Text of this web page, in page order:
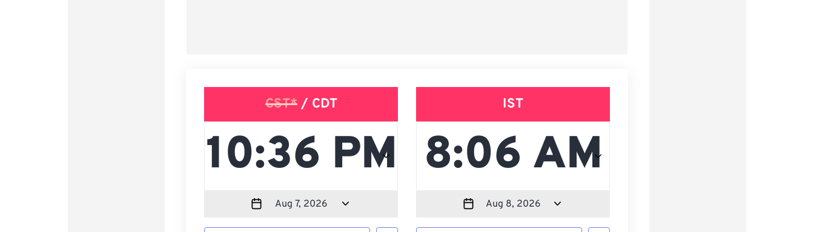
CST*/ CDT IST